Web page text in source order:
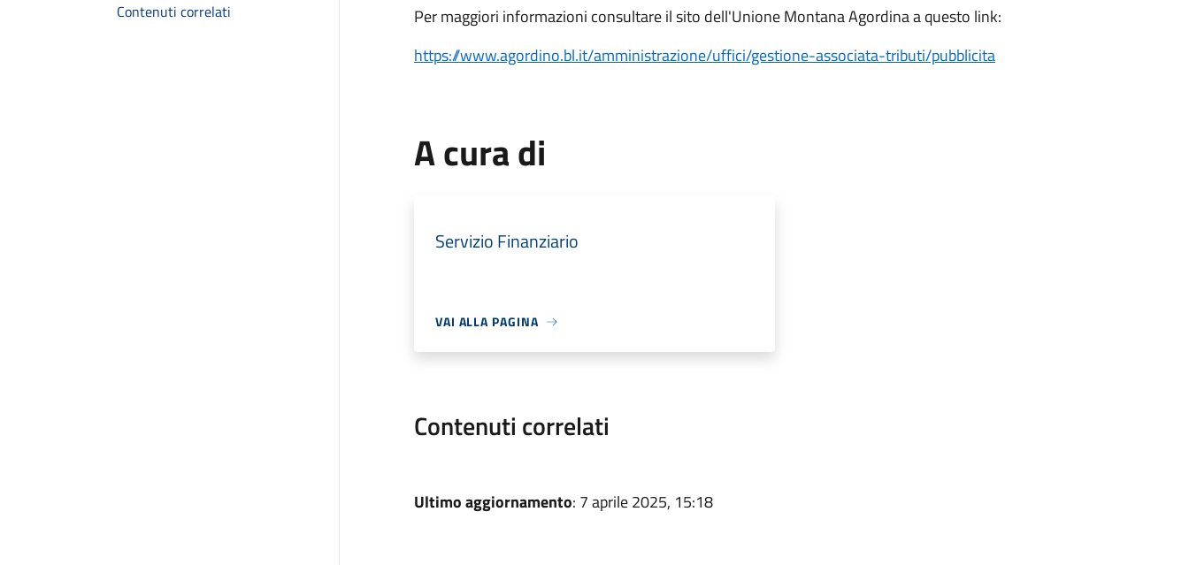
Contenuti correlati
Per maggiori informazioni consultare il sito dell'Unione Montana Agordina a questo link:
https://www.agordino.bl.it/amministrazione/uffici/gestione-associata-tributi/pubblicita
A cura di
Servizio Finanziario
VAI ALLA PAGINA
Contenuti correlati
Ultimo aggiornamento: 7 aprile 2025, 15:18